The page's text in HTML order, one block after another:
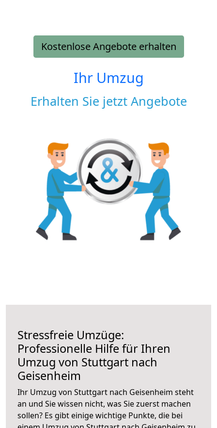
Kostenlose Angebote erhalten
Ihr Umzug
Erhalten Sie jetzt Angebote
Stressfreie Umzüge:
Professionelle Hilfe für Ihren
Umzug von Stuttgart nach
Geisenheim
Ihr Umzug von Stuttgart nach Geisenheim steht
an und Sie wissen nicht, was Sie zuerst machen
sollen? Es gibt einige wichtige Punkte, die bei